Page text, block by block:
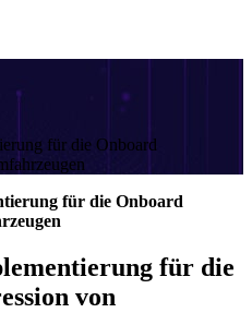
für die Onboard
für die Onboard
für die
von